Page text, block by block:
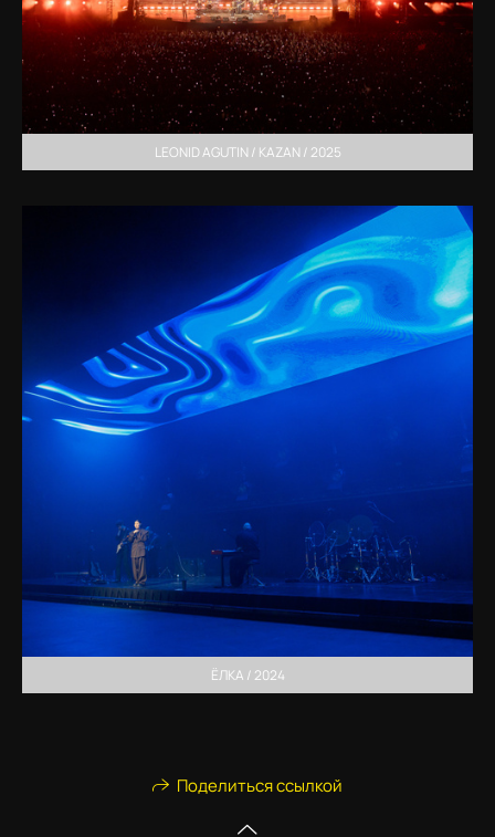
LEONID AGUTIN / KAZAN / 2025
ЁЛКА / 2024
Поделиться ссылкой